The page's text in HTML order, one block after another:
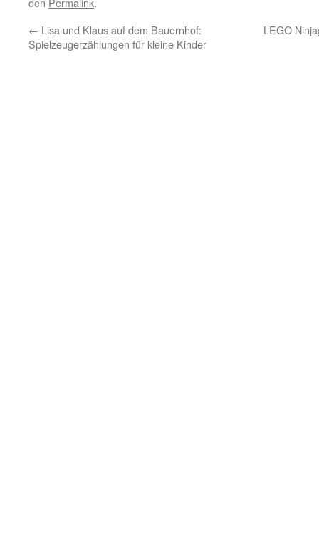
← Lisa und Klaus auf dem Bauernhof:
Spielzeugerzählungen für kleine Kinder
LEGO